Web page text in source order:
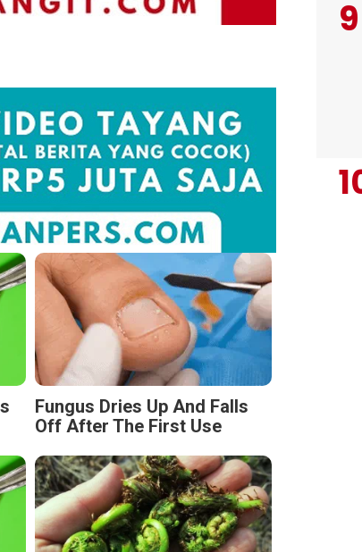
Fungus Dries Up And Falls
Off After The First Use